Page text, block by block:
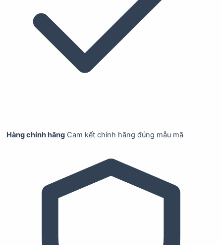
Hàng chính hãng Cam kết chính hãng đúng mẫu mã